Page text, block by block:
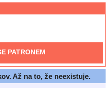
PATRONEM
Až na to, že neexistuje.